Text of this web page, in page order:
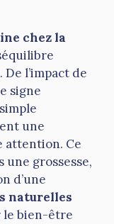
chez la
l’impact de
signe
une
Ce
grossesse,
d’une
naturelles
le bien-être